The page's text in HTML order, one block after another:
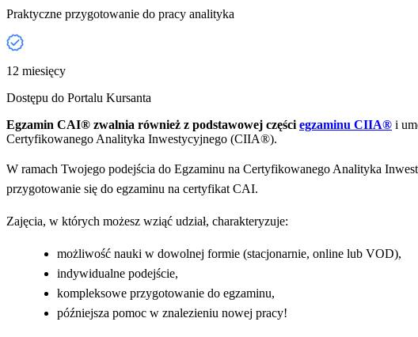
Praktyczne przygotowanie do pracy analityka
12 miesięcy
Dostępu do Portalu Kursanta
Egzamin CAI® zwalnia również z podstawowej części egzaminu CIIA® i
Certyfikowanego Analityka Inwestycyjnego (CIIA®).
W ramach Twojego podejścia do Egzaminu na Certyfikowanego Analityka
przygotowanie się do egzaminu na certyfikat CAI.
Zajęcia, w których możesz wziąć udział, charakteryzuje:
możliwość nauki w dowolnej formie (stacjonarnie, online lub VOD),
indywidualne podejście,
kompleksowe przygotowanie do egzaminu,
późniejsza pomoc w znalezieniu nowej pracy!